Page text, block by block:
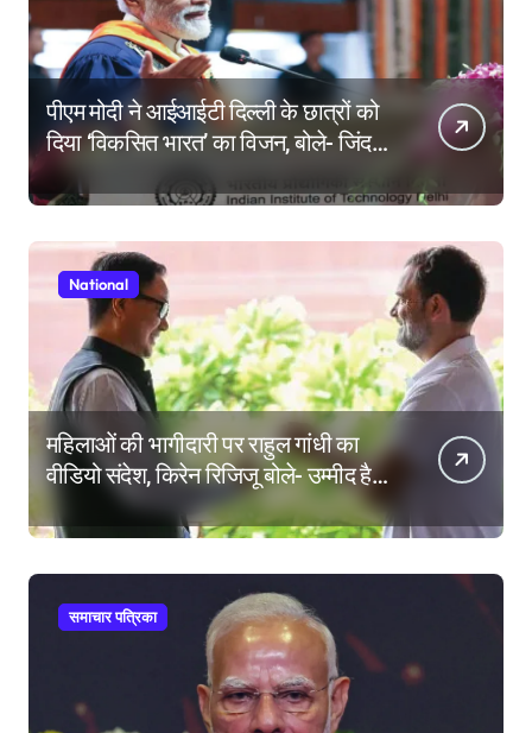
पीएम मोदी ने आईआईटी दिल्ली के छात्रों को
दिया ‘विकसित भारत’ का विजन, बोले- जिंदगी
की परीक्षा में सब कुछ आउट ऑफ सिलेबस
होता है
National
महिलाओं की भागीदारी पर राहुल गांधी का
वीडियो संदेश, किरेन रिजिजू बोले- उम्मीद है
महिला आरक्षण बिल का बिना शर्त करेंगे
समर्थन
समाचार पत्रिका